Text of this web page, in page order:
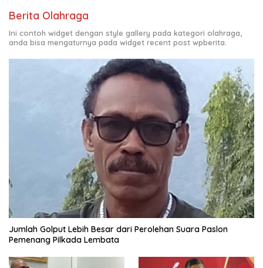
Berita Olahraga
Ini contoh widget dengan style gallery pada kategori olahraga,
anda bisa mengaturnya pada widget recent post wpberita.
Jumlah Golput Lebih Besar dari Perolehan Suara Paslon
Pemenang Pilkada Lembata